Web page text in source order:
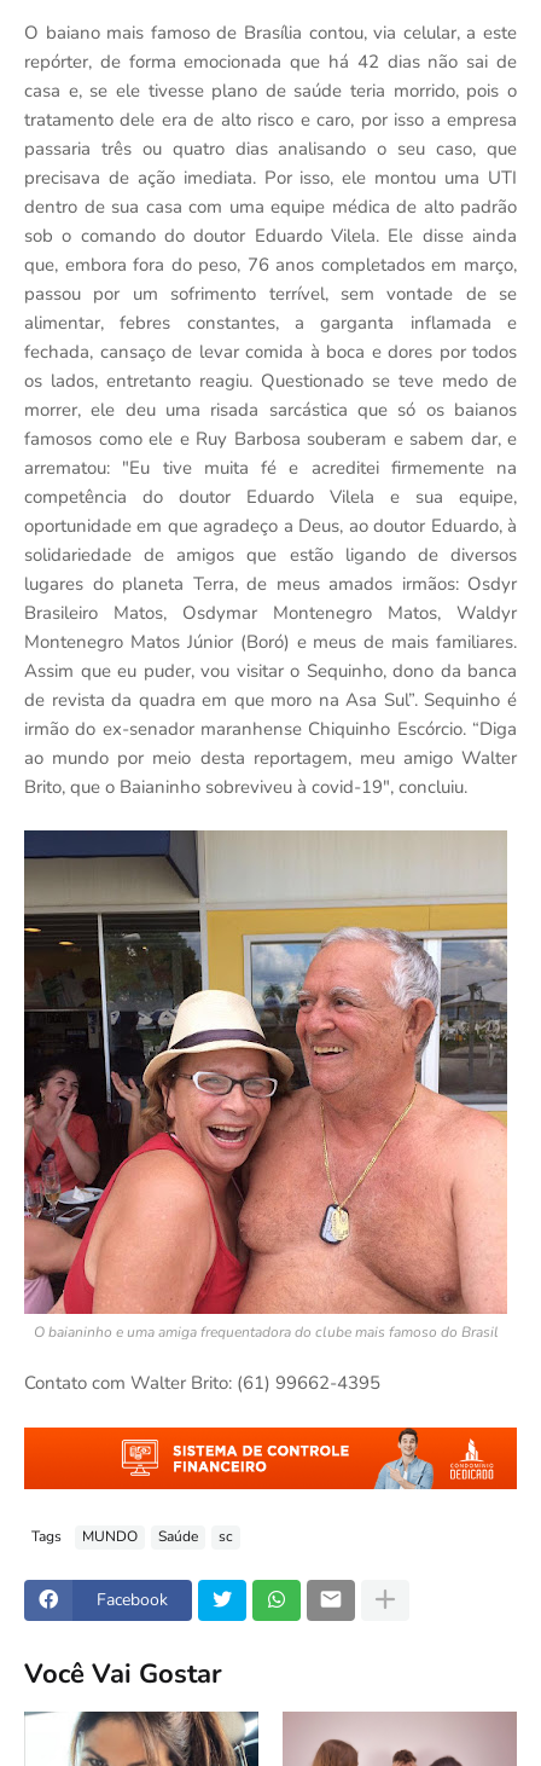
O baiano mais famoso de Brasília contou, via celular, a este
repórter, de forma emocionada que há 42 dias não sai de
casa e, se ele tivesse plano de saúde teria morrido, pois o
tratamento dele era de alto risco e caro, por isso a empresa
passaria três ou quatro dias analisando o seu caso, que
precisava de ação imediata. Por isso, ele montou uma UTI
dentro de sua casa com uma equipe médica de alto padrão
sob o comando do doutor Eduardo Vilela. Ele disse ainda
que, embora fora do peso, 76 anos completados em março,
passou por um sofrimento terrível, sem vontade de se
alimentar, febres constantes, a garganta inflamada e
fechada, cansaço de levar comida à boca e dores por todos
os lados, entretanto reagiu. Questionado se teve medo de
morrer, ele deu uma risada sarcástica que só os baianos
famosos como ele e Ruy Barbosa souberam e sabem dar, e
arrematou: "Eu tive muita fé e acreditei firmemente na
competência do doutor Eduardo Vilela e sua equipe,
oportunidade em que agradeço a Deus, ao doutor Eduardo, à
solidariedade de amigos que estão ligando de diversos
lugares do planeta Terra, de meus amados irmãos: Osdyr
Brasileiro Matos, Osdymar Montenegro Matos, Waldyr
Montenegro Matos Júnior (Boró) e meus de mais familiares.
Assim que eu puder, vou visitar o Sequinho, dono da banca
de revista da quadra em que moro na Asa Sul”. Sequinho é
irmão do ex-senador maranhense Chiquinho Escórcio. “Diga
ao mundo por meio desta reportagem, meu amigo Walter
Brito, que o Baianinho sobreviveu à covid-19", concluiu.
O baianinho e uma amiga frequentadora do clube mais famoso do Brasil
Contato com Walter Brito: (61) 99662-4395
Tags MUNDO Saúde sc
Facebook
Você Vai Gostar